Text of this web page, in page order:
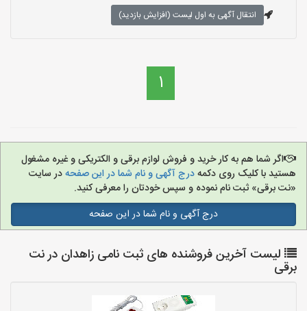
انتقال آگهی به اول لیست (افزایش بازدید)
1
اگر شما هم به کار خرید و فروش لوازم برقی و الکتریکی و غیره مشغول
هستید با کلیک روی دکمهدرج آگهی و نام شما در این صفحهدر سایت
«نت برقی» ثبت نام نموده و سپس خودتان را معرفی کنید.
درج آگهی و نام شما در این صفحه
لیست آخرین فروشنده های ثبت نامی زاهدان در نت
برقی